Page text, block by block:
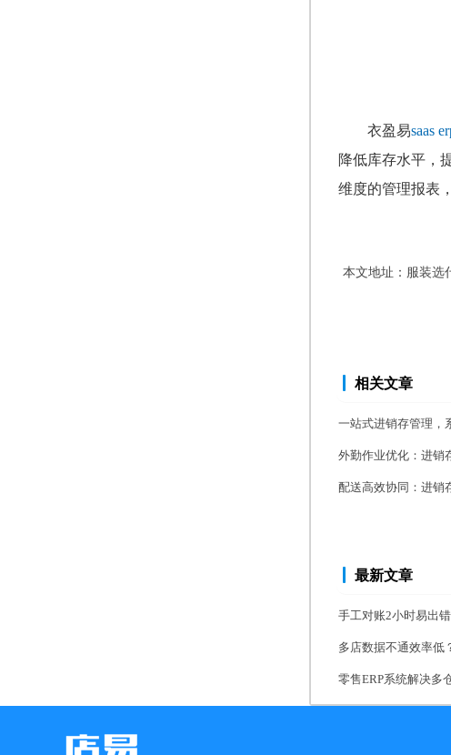
衣盈易saas
降低库存水平，
维度的管理报表
本文地址： 服装选
相关文章
一站式进销存管理，
外勤作业优化：进销
配送高效协同：进销
最新文章
手工对账2小时易出
多店数据不通效率低
零售ERP系统解决多